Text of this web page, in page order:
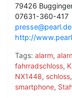
79426
07631-360-417
presse@pearl.de
http://
Tags: alarm,
fahrradschloss,
NX1448, schloss,
smartphone,